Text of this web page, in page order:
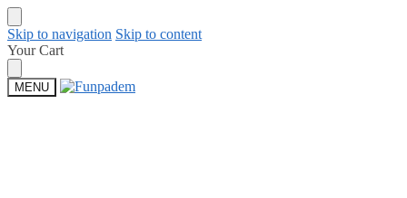
Skip to navigation Skip to content
Your Cart
MENU